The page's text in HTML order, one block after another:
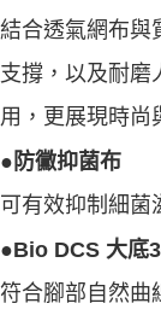
結合透氣網布與
支撐，以及耐磨
用，更展現時尚
●防黴抑菌布
可有效抑制細菌
●Bio DCS 大底
符合腳部自然曲